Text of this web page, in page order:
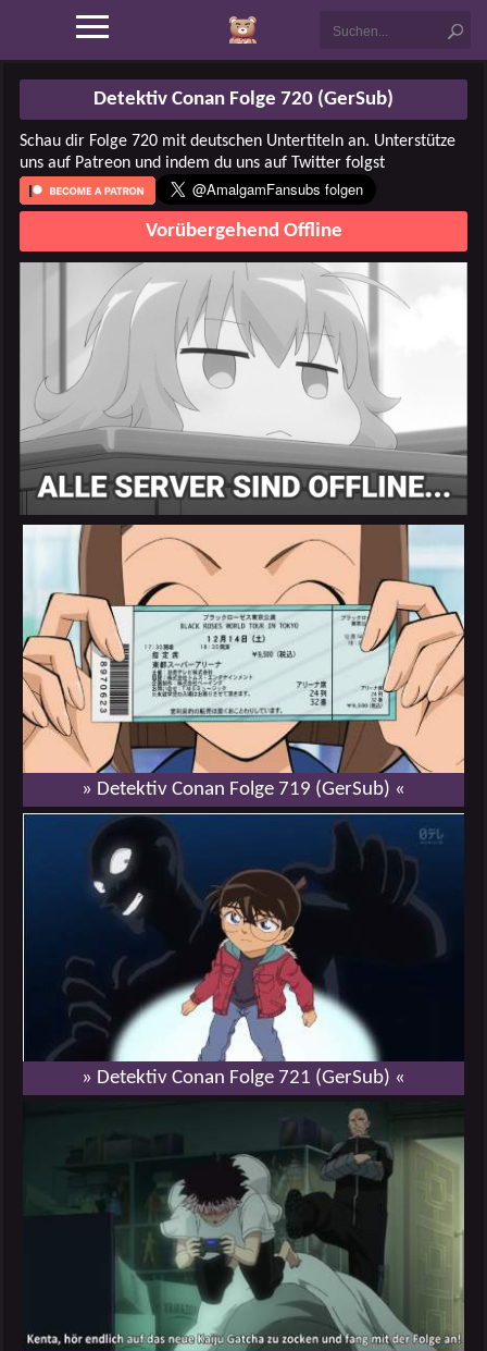
Detektiv Conan Folge 720 (GerSub)
Schau dir Folge 720 mit deutschen Untertiteln an. Unterstütze
uns auf Patreon und indem du uns auf Twitter folgst
Vorübergehend Offline
» Detektiv Conan Folge 719 (GerSub) «
» Detektiv Conan Folge 721 (GerSub) «